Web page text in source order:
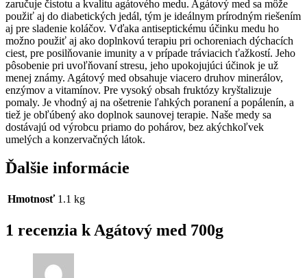
zaručuje čistotu a kvalitu agátového medu. Agátový med sa môže
použiť aj do diabetických jedál, tým je ideálnym prírodným riešením
aj pre sladenie koláčov. Vďaka antiseptickému účinku medu ho
možno použiť aj ako doplnkovú terapiu pri ochoreniach dýchacích
ciest, pre posilňovanie imunity a v prípade tráviacich ťažkostí. Jeho
pôsobenie pri uvoľňovaní stresu, jeho upokojujúci účinok je už
menej známy. Agátový med obsahuje viacero druhov minerálov,
enzýmov a vitamínov. Pre vysoký obsah fruktózy kryštalizuje
pomaly. Je vhodný aj na ošetrenie ľahkých poranení a popálenín, a
tiež je obľúbený ako doplnok saunovej terapie. Naše medy sa
dostávajú od výrobcu priamo do pohárov, bez akýchkoľvek
umelých a konzervačných látok.
Ďalšie informácie
Hmotnosť 1.1 kg
1 recenzia kAgátový med 700g